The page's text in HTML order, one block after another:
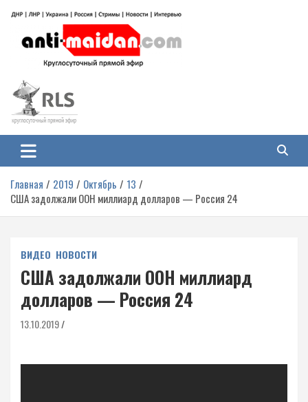
содержимому
Антимайдан: Гражданская война
на Украине
гражданской войне на Украине, включая события в Новороссии, ДНР,
ЛНР и других регионах.
Главная 2019 Октябрь
13
США задолжали ООН миллиард долларов — Россия 24
ВИДЕО НОВОСТИ
США задолжали ООН миллиард
долларов — Россия 24
13.10.2019